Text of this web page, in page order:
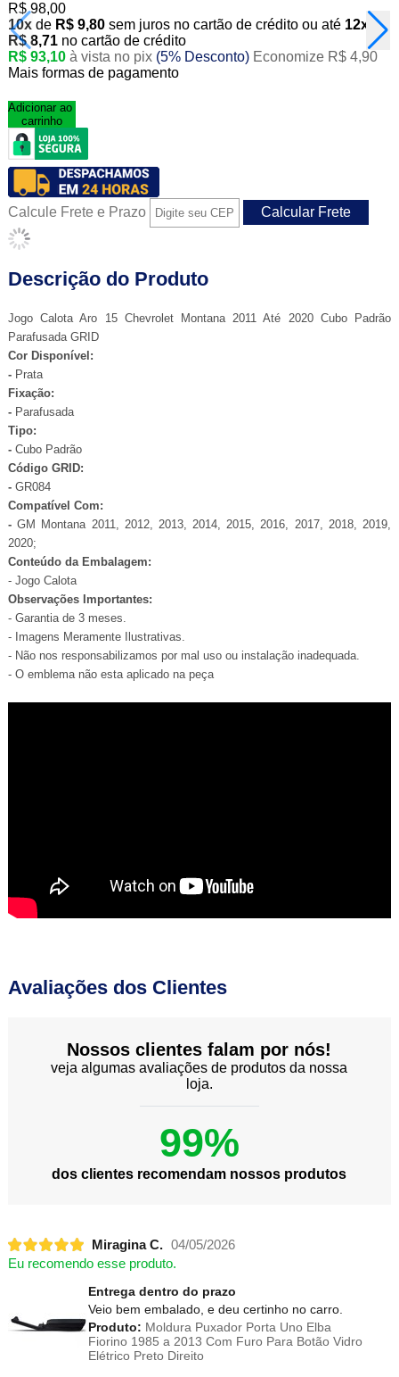
R$ 98,00
10xde R$ 9,80 sem juros no cartão de crédito ou até 12x de
R$ 8,71no cartão de crédito
R$ 93,10 à vista no pix (5% Desconto) Economize R$ 4,90
Mais formas de pagamento
Adicionar ao
carrinho
Calcule Frete e Prazo
Descrição do Produto
Jogo Calota Aro 15 Chevrolet Montana 2011 Até 2020 Cubo Padrão
Parafusada GRID
Cor Disponível:
- Prata
Fixação:
- Parafusada
Tipo:
- Cubo Padrão
Código GRID:
- GR084
Compatível Com:
-GM Montana 2011, 2012, 2013, 2014, 2015, 2016, 2017, 2018, 2019,
2020;
Conteúdo da Embalagem:
- Jogo Calota
Observações Importantes:
- Garantia de 3 meses.
- Imagens Meramente Ilustrativas.
- Não nos responsabilizamos por mal uso ou instalação inadequada.
- O emblema não esta aplicado na peça
Avaliações dos Clientes
Nossos clientes falam por nós!
veja algumas avaliações de produtos da nossa
loja.
99%
dos clientes recomendam nossos produtos
Miragina C. 04/05/2026
Eu recomendo esse produto.
Entrega dentro do prazo
Veio bem embalado, e deu certinho no carro.
Produto: Moldura Puxador Porta Uno Elba
Fiorino 1985 a 2013 Com Furo Para Botão Vidro
Elétrico Preto Direito